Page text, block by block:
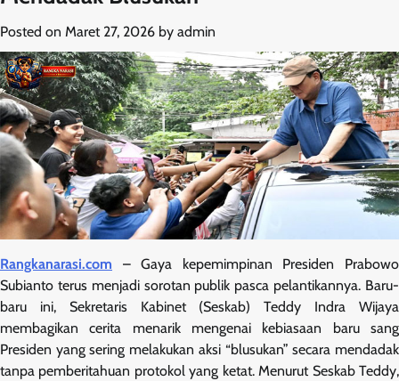
Posted on Maret 27, 2026 by admin
Rangkanarasi.com – Gaya kepemimpinan Presiden Prabowo
Subianto terus menjadi sorotan publik pasca pelantikannya. Baru-
baru ini, Sekretaris Kabinet (Seskab) Teddy Indra Wijaya
membagikan cerita menarik mengenai kebiasaan baru sang
Presiden yang sering melakukan aksi “blusukan” secara mendadak
tanpa pemberitahuan protokol yang ketat. Menurut Seskab Teddy,